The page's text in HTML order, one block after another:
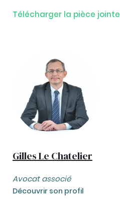
Télécharger la pièce jointe
Gilles Le Chatelier
Avocat associé
Découvrir son profil